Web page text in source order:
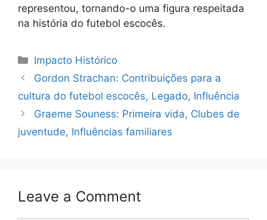
representou, tornando-o uma figura respeitada
na história do futebol escocês.
Categories
Impacto Histórico
Gordon Strachan: Contribuições para a
cultura do futebol escocês, Legado, Influência
Graeme Souness: Primeira vida, Clubes de
juventude, Influências familiares
Leave a Comment